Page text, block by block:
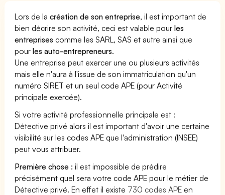
Lors de lacréation de son entreprise, il est important de
bien décrire son activité, ceci est valable pourles
entreprises comme les SARL, SAS et autre ainsi que
pourles auto-entrepreneurs.
Une entreprise peut exercer une ou plusieurs activités
mais elle n'aura à l'issue de son immatriculation qu'un
numéro SIRET et un seul code APE (pour Activité
principale exercée).
Si votre activité professionnelle principale est :
Détective privé alors il est important d'avoir une certaine
visibilité sur les codes APE que l'administration (INSEE)
peut vous attribuer.
Première chose : il est impossible de prédire
précisément quel sera votre code APE pour le métier de
Détective privé. En effet il existe 730 codes APE en